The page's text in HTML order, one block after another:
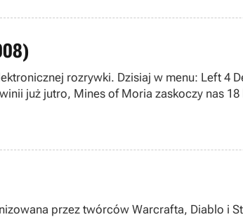
rozrywki. Dzisiaj w menu: Left 4
już jutro, Mines of Moria zaskoczy nas 18
przez twórców Warcrafta, Diablo i